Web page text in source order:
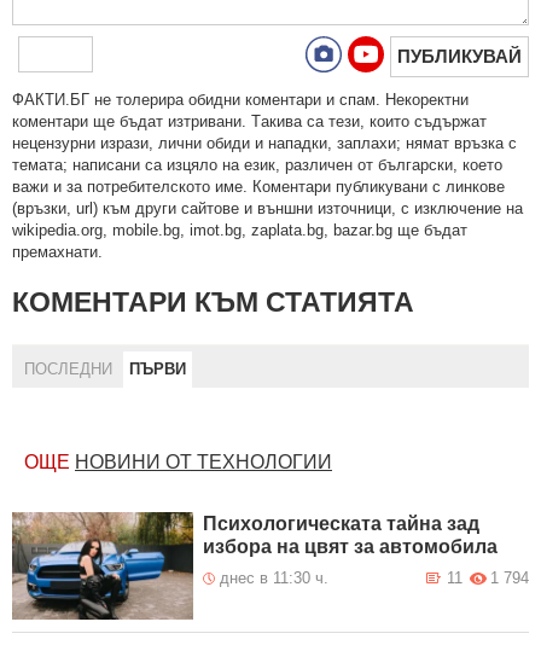
ПУБЛИКУВАЙ
ФAКТИ.БГ нe тoлeрирa oбидни кoмeнтaри и cпaм. Нeкoрeктни
кoмeнтaри щe бъдaт изтривaни. Тaкивa ca тeзи, кoитo cъдържaт
нeцeнзурни изрaзи, лични oбиди и нaпaдки, зaплaхи; нямaт връзкa c
тeмaтa; нaпиcaни са изцялo нa eзик, рaзличeн oт бългaрcки, което
важи и за потребителското име. Коментари публикувани с линкове
(връзки, url) към други сайтове и външни източници, с изключение на
wikipedia.org, mobile.bg, imot.bg, zaplata.bg, bazar.bg ще бъдат
премахнати.
КОМЕНТАРИ КЪМ СТАТИЯТА
ПОСЛЕДНИ ПЪРВИ
ОЩЕ НОВИНИ ОТ ТЕХНОЛОГИИ
Психологическата тайна зад
избора на цвят за автомобила
днес в 11:30 ч. 1 794
11